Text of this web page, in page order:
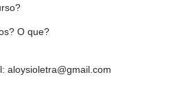
O que?
aloysioletra@gmail.com